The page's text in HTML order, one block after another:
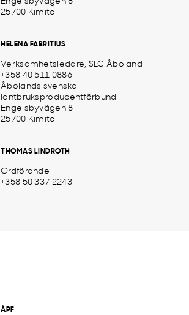
25700 Kimito
HELENA FABRITIUS
Verksamhetsledare, SLC Åboland
+358 40 511 0886
Åbolands svenska
lantbruksproducentförbund
Engelsbyvägen 8
25700 Kimito
THOMAS LINDROTH
Ordförande
+358 50 337 2243
ÅPF